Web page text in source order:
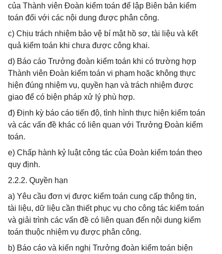
của Thành viên Đoàn kiểm toán để lập Biên bản kiểm
toán đối với các nội dung được phân công.
c) Chịu trách nhiệm bảo vệ bí mật hồ sơ, tài liệu và kết
quả kiểm toán khi chưa được công khai.
d) Báo cáo Trưởng đoàn kiểm toán khi có trường hợp
Thành viên Đoàn kiểm toán vi phạm hoặc không thực
hiện đúng nhiệm vụ, quyền hạn và trách nhiệm được
giao để có biện pháp xử lý phù hợp.
đ) Định kỳ báo cáo tiến độ, tình hình thực hiện kiểm toán
và các vấn đề khác có liên quan với Trưởng Đoàn kiểm
toán.
e) Chấp hành kỷ luật công tác của Đoàn kiểm toán theo
quy định.
2.2.2. Quyền hạn
a) Yêu cầu đơn vị được kiểm toán cung cấp thông tin,
tài liệu, dữ liệu cần thiết phục vụ cho công tác kiểm toán
và giải trình các vấn đề có liên quan đến nội dung kiểm
toán thuộc nhiệm vụ được phân công.
b) Báo cáo và kiến nghị Trưởng đoàn kiểm toán biện